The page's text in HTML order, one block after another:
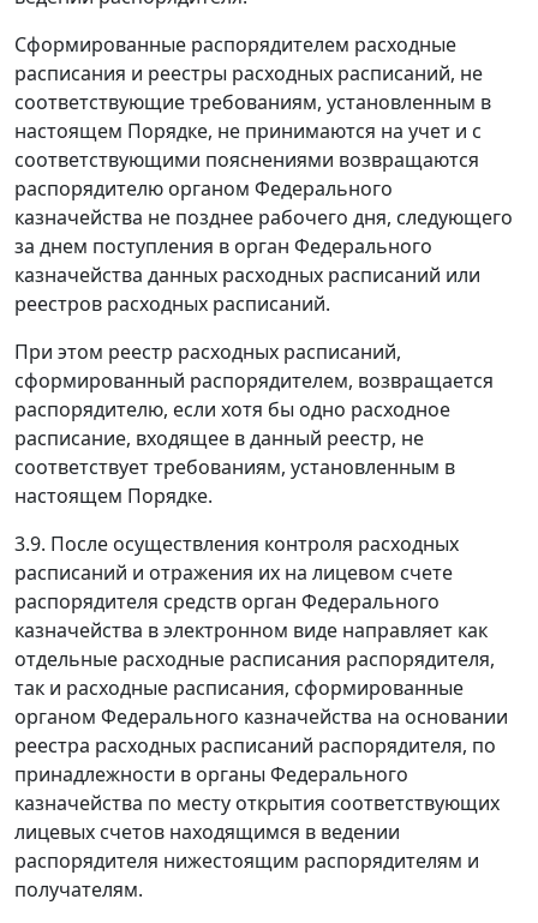
Сформированные распорядителем расходные
расписания и реестры расходных расписаний, не
соответствующие требованиям, установленным в
настоящем Порядке, не принимаются на учет и с
соответствующими пояснениями возвращаются
распорядителю органом Федерального
казначейства не позднее рабочего дня, следующего
за днем поступления в орган Федерального
казначейства данных расходных расписаний или
реестров расходных расписаний.
При этом реестр расходных расписаний,
сформированный распорядителем, возвращается
распорядителю, если хотя бы одно расходное
расписание, входящее в данный реестр, не
соответствует требованиям, установленным в
настоящем Порядке.
3.9. После осуществления контроля расходных
расписаний и отражения их на лицевом счете
распорядителя средств орган Федерального
казначейства в электронном виде направляет как
отдельные расходные расписания распорядителя,
так и расходные расписания, сформированные
органом Федерального казначейства на основании
реестра расходных расписаний распорядителя, по
принадлежности в органы Федерального
казначейства по месту открытия соответствующих
лицевых счетов находящимся в ведении
распорядителя нижестоящим распорядителям и
получателям.